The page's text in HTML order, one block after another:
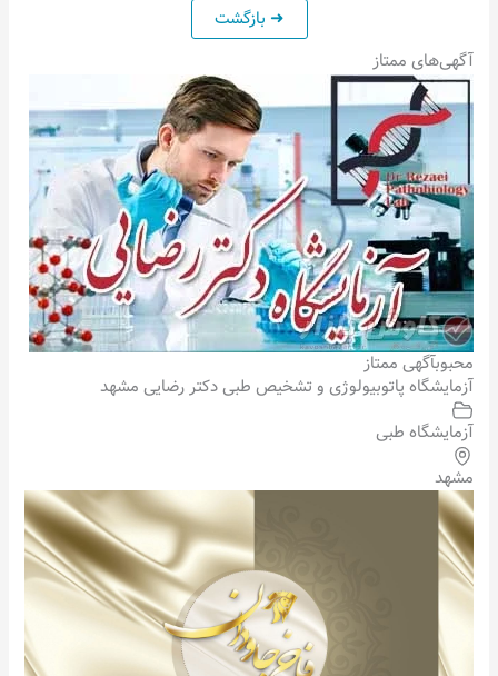
آگهی‌های ممتاز
محبوبآگهی ممتاز
آزمایشگاه پاتوبیولوژی و تشخیص طبی دکتر رضایی مشهد
آزمایشگاه طبی
مشهد